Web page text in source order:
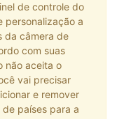
de controle do
personalização a
da câmera de
com suas
não aceita o
vai precisar
e remover
países para a